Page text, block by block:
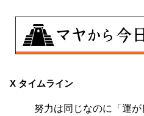
興味のある分野で、熟練を志
す。
X タイムライン
努力は同じなのに「運